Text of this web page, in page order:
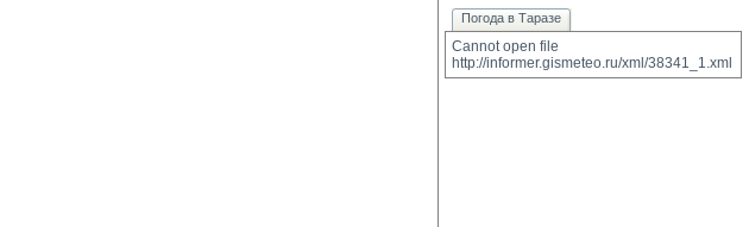
Погода в Таразе
Cannot open file
http://informer.gismeteo.ru/xml/38341_1.xml